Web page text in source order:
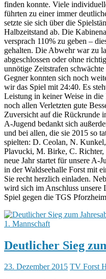
finden konnte. Viele
führten zu einer immer
setzte sie sich über die
Halbzeitstand ab. Die
versprach 110% zu geben –
gehalten. Die Abwehr war zu
abgeschlossen oder ohne
unnötige Zeitstrafen
Gegner konnten sich noch
wir das Spiel mit 24:40. Es
Leistung in keiner Weise in
noch allen Verletzten gute
Zuversicht auf die Rückrunde
A-Jugend bedankt sich
und bei allen, die sie 2015 so
spielten: D. Ceolan, N.
Plavucki, M. Birke, C.
neue Jahr startet für unsere A-
in der Waldseehalle Forst mit
Sie recht herzlich einladen.
wird sich im Anschluss unsere
Spiel gegen die TGS
1. Mannschaft
Deutlicher Sieg
23. Dezember 2015 TV Forst